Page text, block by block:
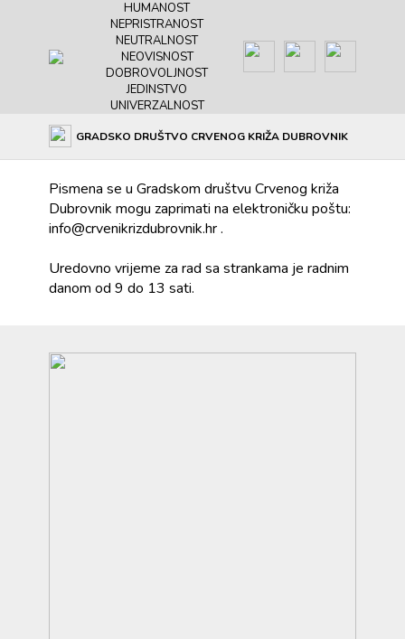
HUMANOST
NEPRISTRANOST
NEUTRALNOST
NEOVISNOST
DOBROVOLJNOST
JEDINSTVO
UNIVERZALNOST
GRADSKO DRUŠTVO CRVENOG KRIŽA DUBROVNIK
Uredsko poslovanje
Pismena se u Gradskom društvu Crvenog križa
Dubrovnik mogu zaprimati na elektroničku poštu:
info@crvenikrizdubrovnik.hr .
Uredovno vrijeme za rad sa strankama je radnim
danom od 9 do 13 sati.